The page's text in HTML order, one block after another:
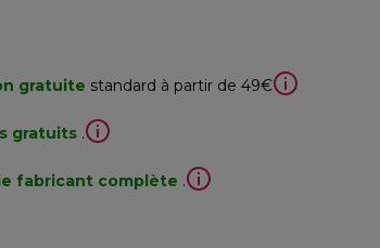
gratuite standard à partir de 49€
gratuits .
fabricant complète .